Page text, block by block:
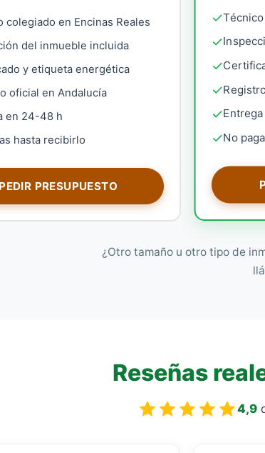
colegiado en Encinas Reales
del inmueble incluida
y etiqueta energética
oficial en Andalucía
en 24-48 h
hasta recibirlo
PEDIR PRESUPUESTO
No
¿Otro tamaño u otro tipo de
Reseñas
4,9